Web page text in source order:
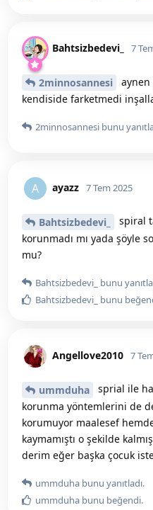
Bahtsizbedevi_ 7
2minnosannesi
aynen
kendiside farketmedi
2minnosannesi bunu
A ayazz 7 Tem 2025
Bahtsizbedevi_
spiral
korunmadı mı yada şöyle
mu?
Bahtsizbedevi_ bunu
Bahtsizbedevi_ bunu
Angellove2010 7
ummduha
sprial ile
korunma yöntemlerini de
korumuyor maalesef
kaymamıştı o şekilde
derim eğer başka çocuk
ummduha bunu yanıtladı.
ummduha bunu beğendi.